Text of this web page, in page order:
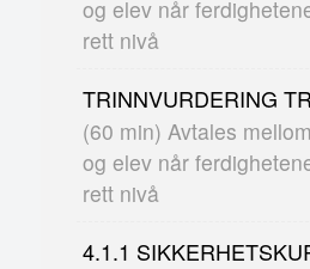
og elev når
rett nivå
TRINNVURDERING
(60 min) Avtales
og elev når
rett nivå
4.1.1